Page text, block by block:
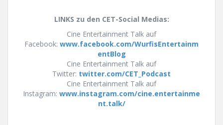
LINKS zu den CET-Social Medias:
Cine Entertainment Talk auf
Facebook: www.facebook.com/WurfisEntertainm
entBlog
Cine Entertainment Talk auf
Twitter: twitter.com/CET_Podcast
Cine Entertainment Talk auf
Instagram: www.instagram.com/cine.entertainme
nt.talk/